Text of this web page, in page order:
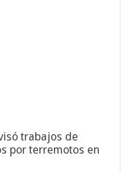
trabajos de
por terremotos en